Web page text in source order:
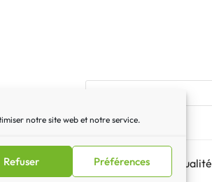
notre site web et notre service.
Refuser Préférences
Mentions légales|Lettre d’actualité